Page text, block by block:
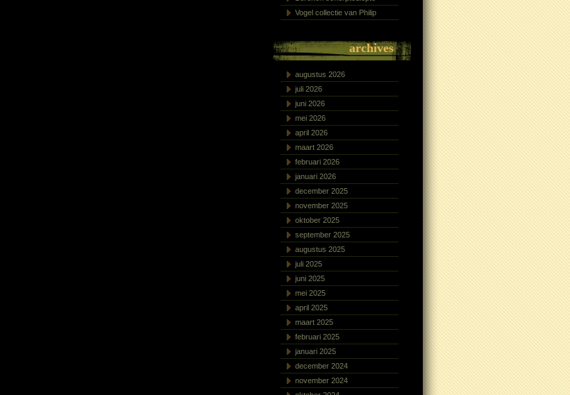
Vogel collectie van Philip
archives
augustus 2026
juli 2026
juni 2026
mei 2026
april 2026
maart 2026
februari 2026
januari 2026
december 2025
november 2025
oktober 2025
september 2025
augustus 2025
juli 2025
juni 2025
mei 2025
april 2025
maart 2025
februari 2025
januari 2025
december 2024
november 2024